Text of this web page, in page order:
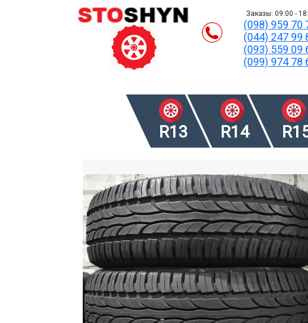
Заказы: 09:00 -
(098) 959 70
(044) 247 99
(093) 559 09
(099) 974 78
R13 R14